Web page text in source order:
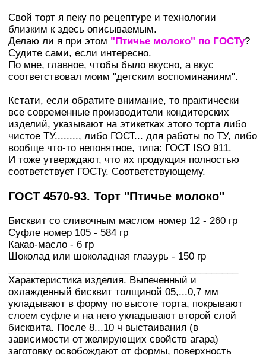
Свой торт я пеку по рецептуре и технологии
близким к здесь описываемым.
Делаю ли я при этом "Птичье молоко" по ГОСТу?
Судите сами, если интересно.
По мне, главное, чтобы было вкусно, а вкус
соответствовал моим "детским воспоминаниям".
Кстати, если обратите внимание, то практически
все современные производители кондитерских
изделий, указывают на этикетках этого торта либо
чистое ТУ........, либо ГОСТ... для работы по ТУ, либо
вообще что-то непонятное, типа: ГОСТ ISO 911.
И тоже утверждают, что их продукция полностью
соответствует ГОСТу. Соответствующему.
ГОСТ 4570-93. Торт "Птичье молоко"
Бисквит со сливочным маслом номер 12 - 260 гр
Суфле номер 105 - 584 гр
Какао-масло - 6 гр
Шоколад или шоколадная глазурь - 150 гр
Характеристика изделия. Выпеченный и
охлажденный бисквит толщиной 05,...0,7 мм
укладывают в форму по высоте торта, покрывают
слоем суфле и на него укладывают второй слой
бисквита. После 8...10 ч выстаивания (в
зависимости от желирующих свойств агара)
заготовку освобождают от формы, поверхность